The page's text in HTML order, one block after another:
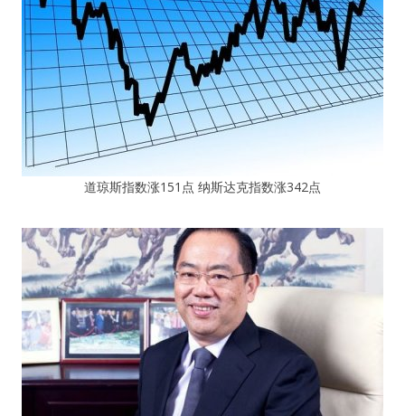
道琼斯指数涨151点 纳斯达克指数涨342点